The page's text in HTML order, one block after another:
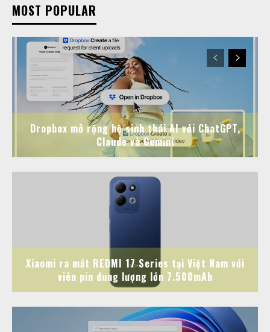
MOST POPULAR
Dropbox mở rộng hệ sinh thái AI với ChatGPT,
Claude và Gemini
Xiaomi ra mắt REDMI 17 Series tại Việt Nam với
viên pin dung lượng lớn 7.500mAh